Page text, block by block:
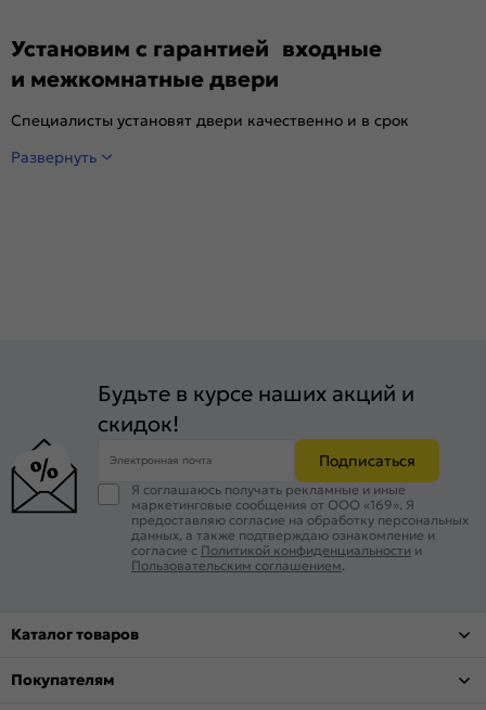
Установим с гарантией входные
и межкомнатные двери
Специалисты установят двери качественно и в срок
Развернуть
Будьте в курсе наших акций и
скидок!
Электронная почта Подписаться
Я соглашаюсь получать рекламные и иные
маркетинговые сообщения от ООО «169». Я
предоставляю согласие на обработку персональных
данных, а также подтверждаю ознакомление и
согласие с Политикой конфиденциальности и
Пользовательским соглашением
Каталог товаров
Покупателям